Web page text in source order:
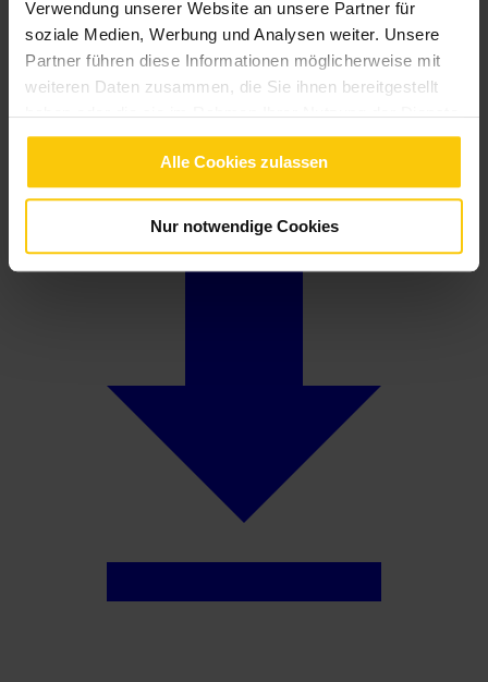
Verwendung unserer Website an unsere Partner für
soziale Medien, Werbung und Analysen weiter. Unsere
Partner führen diese Informationen möglicherweise mit
weiteren Daten zusammen, die Sie ihnen bereitgestellt
haben oder die sie im Rahmen Ihrer Nutzung der Dienste
gesammelt haben.
Alle Cookies zulassen
Nur notwendige Cookies
Allgemeine Bedingungen Gemeinschaftliche Erzeugungsanlagen